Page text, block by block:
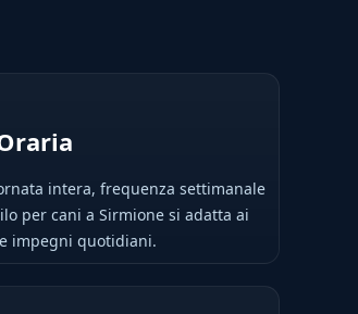
intera, frequenza settimanale
per cani a Sirmione si adatta ai
impegni quotidiani.